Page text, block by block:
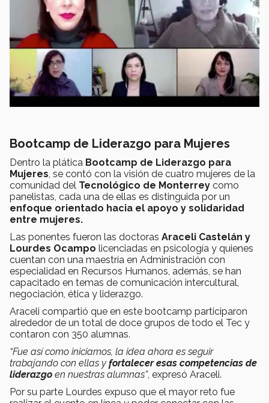
Bootcamp de Liderazgo para Mujeres
Dentro la plática Bootcamp de Liderazgo para
Mujeres, se contó con la visión de cuatro mujeres de la
comunidad del Tecnológico de Monterrey como
panelistas, cada una de ellas es distinguida por un
enfoque orientado hacia el apoyo y solidaridad
entre mujeres.
Las ponentes fueron las doctoras Araceli Castelán y
Lourdes Ocampo licenciadas en psicología y quienes
cuentan con una maestría en Administración con
especialidad en Recursos Humanos, además, se han
capacitado en temas de comunicación intercultural,
negociación, ética y liderazgo.
Araceli compartió que en este bootcamp participaron
alrededor de un total de doce grupos de todo el Tec y
contaron con 350 alumnas.
“Fue así como iniciamos, la idea ahora es seguir
trabajando con ellas y fortalecer esas competencias de
liderazgo en nuestras alumnas”, expresó Araceli.
Por su parte Lourdes expuso que el mayor reto fue